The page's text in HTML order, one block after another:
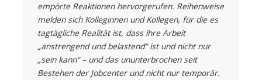
empörte Reaktionen hervorgerufen. Reihenweise
melden sich Kolleginnen und Kollegen, für die es
tagtägliche Realität ist, dass ihre Arbeit
„anstrengend und belastend“ ist und nicht nur
„sein kann“ – und das ununterbrochen seit
Bestehen der Jobcenter und nicht nur temporär.